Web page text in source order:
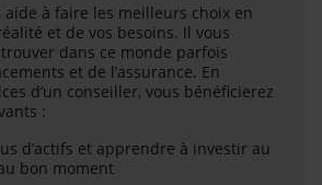
aide à faire les meilleurs choix en
et de vos besoins. Il vous
dans ce monde parfois
et de l’assurance. En
d’un conseiller, vous bénéficierez
:
d’actifs et apprendre à investir au
bon moment